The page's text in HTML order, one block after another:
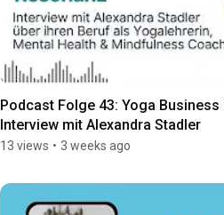
Podcast Folge 43: Yoga
Interview mit Alexandra Stadler
13 views • 3 weeks ago